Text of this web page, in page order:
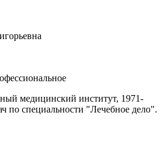
медицинский институт, 1971-
по специальности "Лечебное дело".